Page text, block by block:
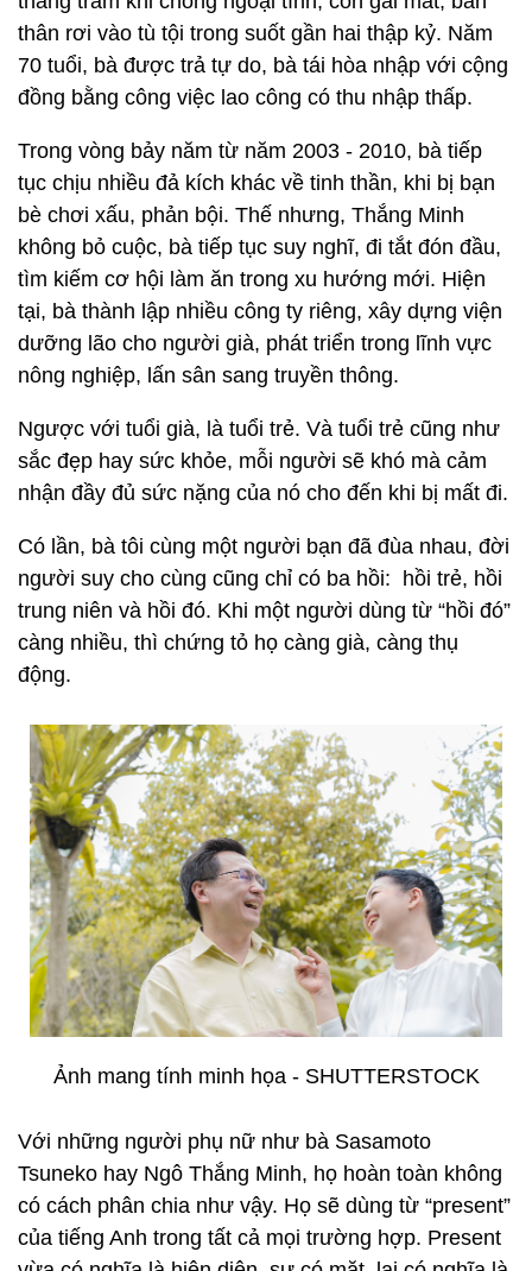
thân rơi vào tù tội trong suốt gần hai thập kỷ. Năm
70 tuổi, bà được trả tự do, bà tái hòa nhập với cộng
đồng bằng công việc lao công có thu nhập thấp.
Trong vòng bảy năm từ năm 2003 - 2010, bà tiếp
tục chịu nhiều đả kích khác về tinh thần, khi bị bạn
bè chơi xấu, phản bội. Thế nhưng, Thắng Minh
không bỏ cuộc, bà tiếp tục suy nghĩ, đi tắt đón đầu,
tìm kiếm cơ hội làm ăn trong xu hướng mới. Hiện
tại, bà thành lập nhiều công ty riêng, xây dựng viện
dưỡng lão cho người già, phát triển trong lĩnh vực
nông nghiệp, lấn sân sang truyền thông.
Ngược với tuổi già, là tuổi trẻ. Và tuổi trẻ cũng như
sắc đẹp hay sức khỏe, mỗi người sẽ khó mà cảm
nhận đầy đủ sức nặng của nó cho đến khi bị mất đi.
Có lần, bà tôi cùng một người bạn đã đùa nhau, đời
người suy cho cùng cũng chỉ có ba hồi: hồi trẻ, hồi
trung niên và hồi đó. Khi một người dùng từ “hồi đó”
càng nhiều, thì chứng tỏ họ càng già, càng thụ
động.
Ảnh mang tính minh họa - SHUTTERSTOCK
Với những người phụ nữ như bà Sasamoto
Tsuneko hay Ngô Thắng Minh, họ hoàn toàn không
có cách phân chia như vậy. Họ sẽ dùng từ “present”
của tiếng Anh trong tất cả mọi trường hợp. Present